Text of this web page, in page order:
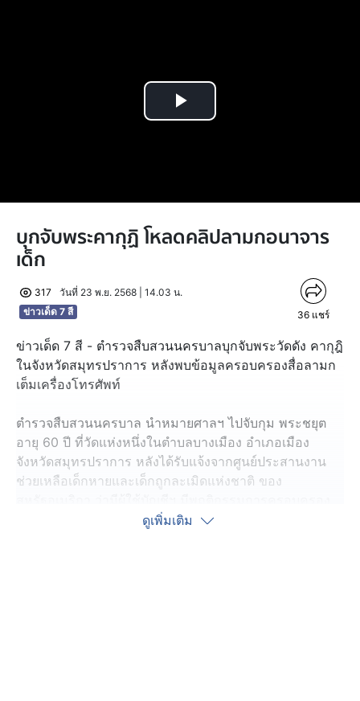
Play
บุกจับพระคากุฏิ โหลดคลิปลามกอนาจาร
เด็ก
317
วันที่ 23 พ.ย. 2568 | 14.03 น.
ข่าวเด็ด 7 สี
36 แชร์
ข่าวเด็ด 7 สี - ตำรวจสืบสวนนครบาลบุกจับพระวัดดัง คากุฎิ
ในจังหวัดสมุทรปราการ หลังพบข้อมูลครอบครองสื่อลามก
เต็มเครื่องโทรศัพท์
ตำรวจสืบสวนนครบาล นำหมายศาลฯ ไปจับกุม พระชยุต
อายุ 60 ปี ที่วัดแห่งหนึ่งในตำบลบางเมือง อำเภอเมือง
จังหวัดสมุทรปราการ หลังได้รับแจ้งจากศูนย์ประสานงาน
ช่วยเหลือเด็กหายและเด็กถูกละเมิดแห่งชาติ ของ
สื่อลามกอนาจารเด็กจำนวนมาก
ดูเพิ่มเติม